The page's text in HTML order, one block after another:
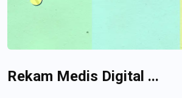
Rekam Medis Digital ...